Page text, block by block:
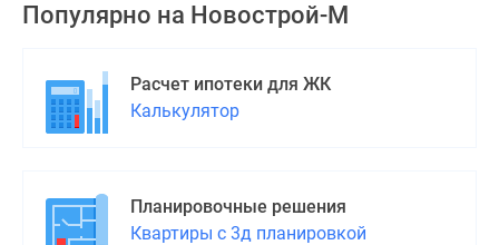
Популярно на Новострой-М
Расчет ипотеки для ЖК
Калькулятор
Планировочные решения
Квартиры с 3д планировкой